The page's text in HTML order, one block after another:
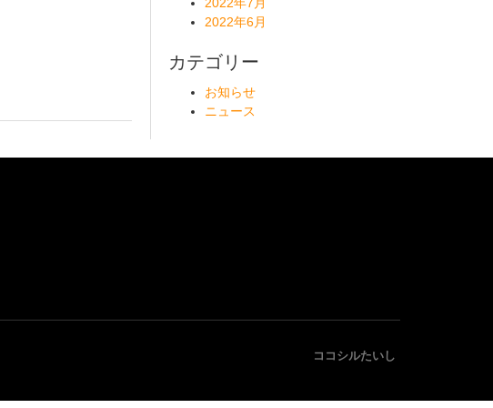
2022年6月
カテゴリー
お知らせ
ニュース
ココシルたいし